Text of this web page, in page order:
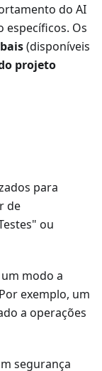
do AI
específicos. Os
(disponíveis
projeto
para
de
ou
modo a
exemplo, um
a operações
segurança